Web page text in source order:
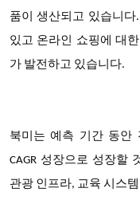
품이 생산되고 있습니
있고 온라인 쇼핑에 대
가 발전하고 있습니다.
북미는 예측 기간 동안
CAGR 성장으로 성장할
관광 인프라, 교육 시스